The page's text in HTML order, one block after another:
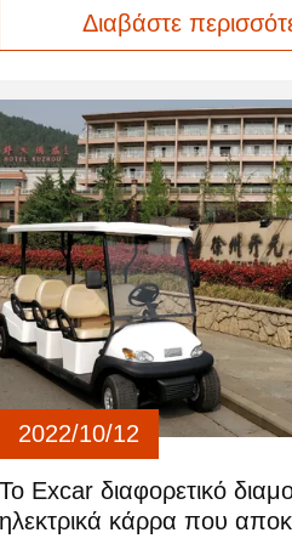
επιλογές που θα ξεπεράσουν τις
σας, καθιστώντας την εμπειρία
Διαβάστε
2022/10/12
Το Excar διαφορετικό
ηλεκτρικά κάρρα που